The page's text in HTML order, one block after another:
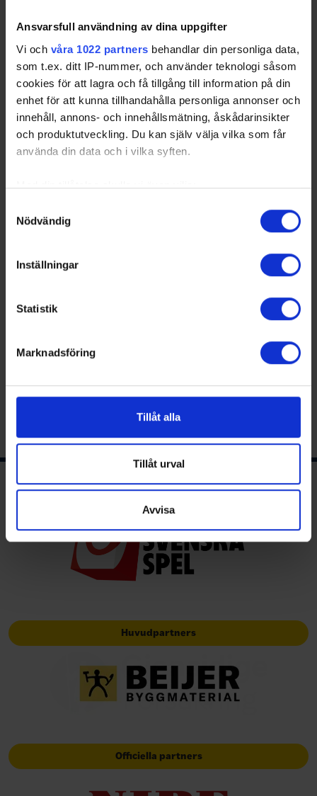
Ansvarsfull användning av dina uppgifter
Vi och våra 1022 partners behandlar din personliga data,
som t.ex. ditt IP-nummer, och använder teknologi såsom
cookies för att lagra och få tillgång till information på din
enhet för att kunna tillhandahålla personliga annonser och
innehåll, annons- och innehållsmätning, åskådarinsikter
och produktutveckling. Du kan själv välja vilka som får
använda din data och i vilka syften.
Med din tillåtelse skulle vi även vilja:
som kan ha en noggrannhet på upp till flera meter
Ta reda på mer om hur dina personliga uppgifter
Du kan ändra eller dra tillbaka ditt samtycke när som
Vi använder enhetsidentifierare för att anpassa innehållet
för sociala medier och analysera vår trafik. Vi
vidarebefordrar även sådana identifierare och annan
annons- och analysföretag som vi samarbetar med.
Dessa kan i sin tur kombinera informationen med annan
samlat in när du har använt deras tjänster.
Nödvändig
Inställningar
Statistik
Marknadsföring
Tillåt alla
Tillåt urval
Avvisa
Ishockeyns huvudsponsor
Huvudpartners
Officiella partners